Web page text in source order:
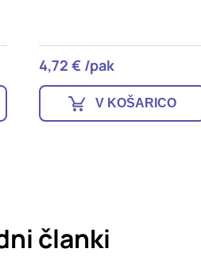
4,39 € /pak
V KOŠARICO
članki